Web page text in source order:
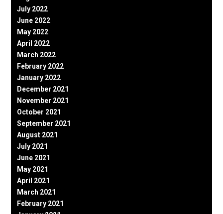
July 2022
June 2022
May 2022
April 2022
March 2022
February 2022
January 2022
December 2021
November 2021
October 2021
September 2021
August 2021
July 2021
June 2021
May 2021
April 2021
March 2021
February 2021